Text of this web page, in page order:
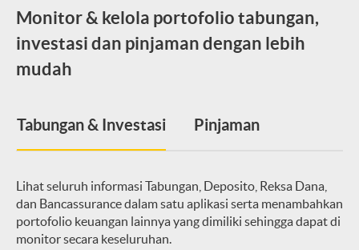
Monitor & kelola portofolio tabungan,
investasi dan pinjaman dengan lebih
mudah
Tabungan & Investasi Pinjaman
Lihat seluruh informasi Tabungan, Deposito, Reksa Dana,
dan Bancassurance dalam satu aplikasi serta menambahkan
portofolio keuangan lainnya yang dimiliki sehingga dapat di
monitor secara keseluruhan.